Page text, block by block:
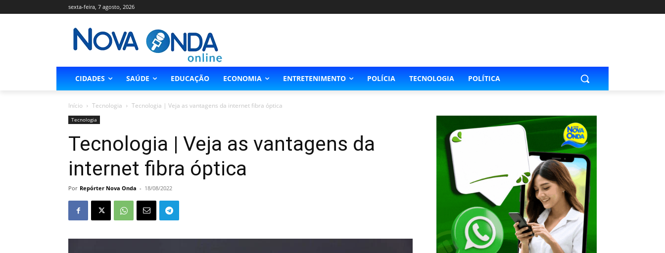
sexta-feira, 7 agosto, 2026
CIDADES SAÚDE EDUCAÇÃO ECONOMIA ENTRETENIMENTO POLÍCIA TECNOLOGIA POLÍTICA
Início Tecnologia Tecnologia | Veja as vantagens da internet fibra óptica
Tecnologia
Tecnologia | Veja as vantagens da
internet fibra óptica
Por Repórter Nova Onda - 18/08/2022